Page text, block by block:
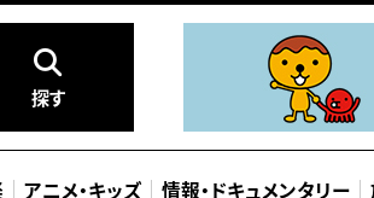
探す
アニメ・キッズ 情報・ ドキュメンタリー